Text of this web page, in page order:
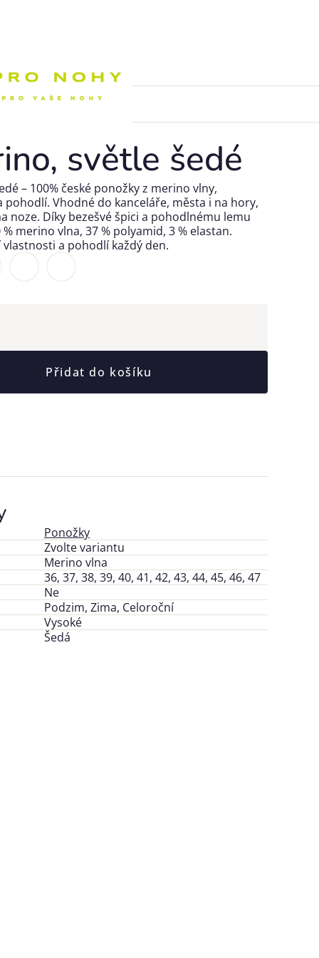
světle šedé
Přidat do košíku
– 100% české ponožky z merino vlny,
Vhodné do kanceláře, města i na hory,
noze. Díky bezešvé špici a pohodlnému lemu
merino vlna, 37 % polyamid, 3 % elastan.
a pohodlí každý den.
Ponožky
Zvolte variantu
Merino vlna
36, 37, 38, 39, 40, 41, 42, 43, 44, 45, 46, 47
Ne
Podzim, Zima, Celoroční
Vysoké
Šedá